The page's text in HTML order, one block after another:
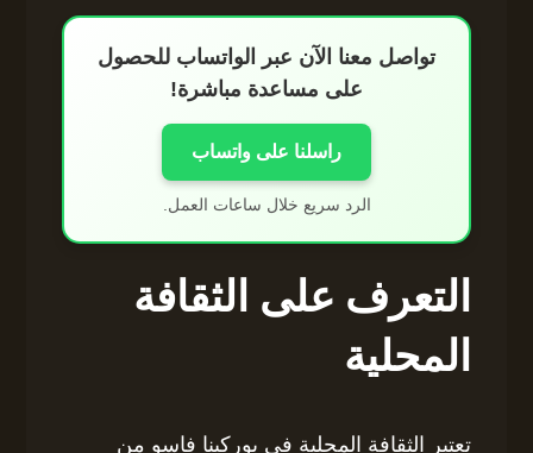
تواصل معنا الآن عبر الواتساب للحصول
على مساعدة مباشرة!
راسلنا على واتساب
الرد سريع خلال ساعات العمل.
التعرف على الثقافة
المحلية
تعتبر الثقافة المحلية في بوركينا فاسو من